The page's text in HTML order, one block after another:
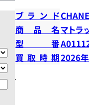
ブランド
商品名マトラ
型番
買取時期2026